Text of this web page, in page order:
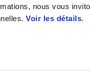
nous vous
Voir les détails.